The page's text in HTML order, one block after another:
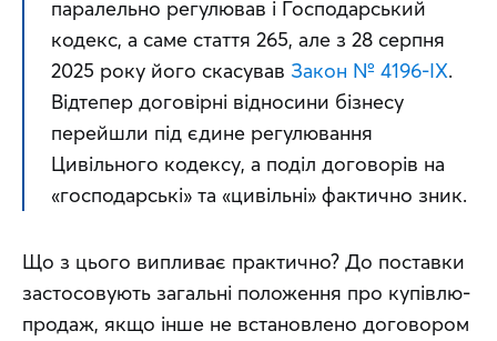
паралельно регулював і Господарський
кодекс, а саме стаття 265, але з 28 серпня
2025 року його скасував Закон № 4196-IX.
Відтепер договірні відносини бізнесу
перейшли під єдине регулювання
Цивільного кодексу, а поділ договорів на
«господарські» та «цивільні» фактично зник.
Що з цього випливає практично? До поставки
застосовують загальні положення про купівлю-
продаж, якщо інше не встановлено договором